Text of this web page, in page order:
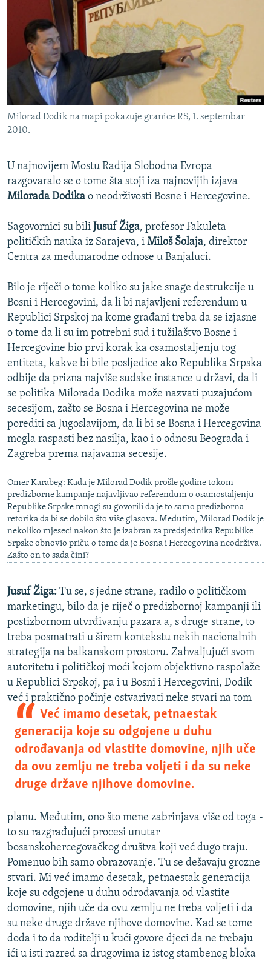
ISPRIČAJ MI
DNEVNO@RSE
SPECIJALI RSE
VIŠE OD NASLOVA
GENOCID U SREBRENICI
POPLAVE I KLIZIŠTA U BIH 2024.
POST SCRIPTUM
MOJA EVROPA
SVE KARTE DEJTONA
NASTANAK I RASPAD JUGOSLAVIJE
PRATITE NAS
Milorad Dodik na mapi pokazuje granice RS, 1. septembar
2010.
U najnovijem Mostu Radija Slobodna Evropa
razgovaralo se o tome šta stoji iza najnovijih izjava
Milorada Dodika o neodrživosti Bosne i Hercegovine.
Sagovornici su bili Jusuf Žiga, profesor Fakuleta
političkih nauka iz Sarajeva, i Miloš Šolaja, direktor
Centra za međunarodne odnose u Banjaluci.
Bilo je riječi o tome koliko su jake snage destrukcije u
Bosni i Hercegovini, da li bi najavljeni referendum u
Republici Srpskoj na kome građani treba da se izjasne
o tome da li su im potrebni sud i tužilaštvo Bosne i
Hercegovine bio prvi korak ka osamostaljenju tog
entiteta, kakve bi bile posljedice ako Republika Srpska
odbije da prizna najviše sudske instance u državi, da li
se politika Milorada Dodika može nazvati puzajućom
secesijom, zašto se Bosna i Hercegovina ne može
porediti sa Jugoslavijom, da li bi se Bosna i Hercegovina
mogla raspasti bez nasilja, kao i o odnosu Beograda i
Zagreba prema najavama secesije.
Omer Karabeg: Kada je Milorad Dodik prošle godine tokom
predizborne kampanje najavljivao referendum o osamostaljenju
Republike Srpske mnogi su govorili da je to samo predizborna
retorika da bi se dobilo što više glasova. Međutim, Milorad Dodik je
nekoliko mjeseci nakon što je izabran za predsjednika Republike
Srpske obnovio priču o tome da je Bosna i Hercegovina neodrživa.
Zašto on to sada čini?
Jusuf Žiga: Tu se, s jedne strane, radilo o političkom
marketingu, bilo da je riječ o predizbornoj kampanji ili
postizbornom utvrđivanju pazara a, s druge strane, to
treba posmatrati u širem kontekstu nekih nacionalnih
strategija na balkanskom prostoru. Zahvaljujući svom
autoritetu i političkoj moći kojom objektivno raspolaže
u Republici Srpskoj, pa i u Bosni i Hercegovini, Dodik
već i praktično počinj
Već imamo desetak, petnaestak
generacija koje su odgojene u duhu
odrođavanja od vlastite domovine, njih uče
da ovu zemlju ne treba voljeti i da su neke
druge države njihove domovine.
e ostvarivati neke stvari na tom
planu. Međutim, ono što mene zabrinjava više od toga -
to su razgrađujući procesi unutar
bosanskohercegovačkog društva koji već dugo traju.
Pomenuo bih samo obrazovanje. Tu se dešavaju grozne
stvari. Mi već imamo desetak, petnaestak generacija
koje su odgojene u duhu odrođavanja od vlastite
domovine, njih uče da ovu zemlju ne treba voljeti i da
su neke druge države njihove domovine. Kad se tome
doda i to da roditelji u kući govore djeci da ne trebaju
ići u isti razred sa drugovima iz istog stambenog bloka